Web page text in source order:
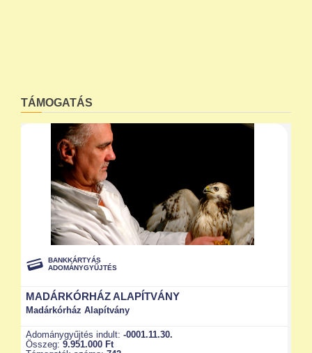
TÁMOGATÁS